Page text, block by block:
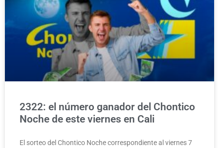
2322: el número ganador del Chontico
Noche de este viernes en Cali
El sorteo del Chontico Noche correspondiente al viernes 7